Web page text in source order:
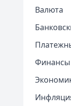
Валюта
Финансы